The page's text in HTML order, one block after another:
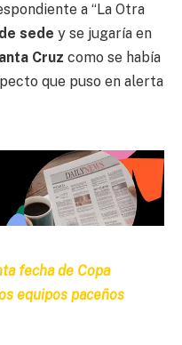
a “La Otra
sede y se jugaría en
Cruz como se había
que puso en alerta
fecha de Copa
equipos paceños